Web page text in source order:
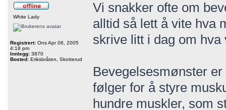
White Lady
Registrert: Ons Apr 06, 2005
4:18 pm
Innlegg: 3870
Bosted: Eriksbråten, Skotterud
Vi snakker ofte om
alltid så lett å vite hva
skrive litt i dag om
Bevegelsesmønster
følger for å styre
hundre muskler, som